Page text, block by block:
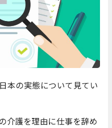
本の実態について見てい
介護を理由に仕事を辞め